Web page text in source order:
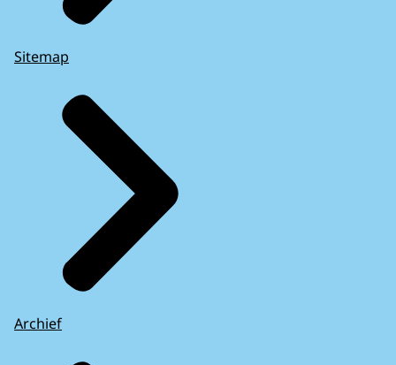
Sitemap
Archief